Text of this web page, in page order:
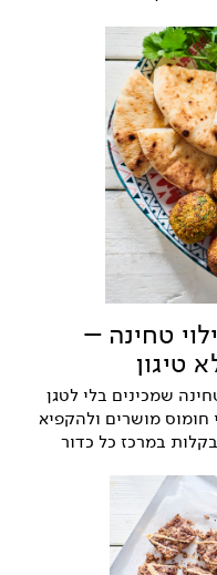
טחינה –
טיגון
שמכינים בלי לטגן
מושרים ולהקפיא
במרכז כל כדור